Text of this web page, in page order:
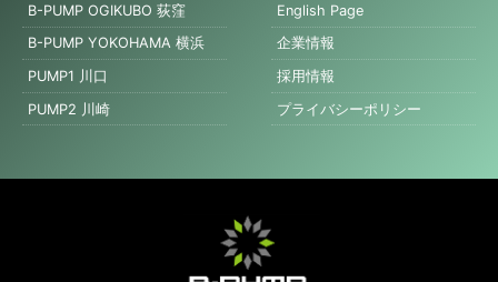
B-PUMP OGIKUBO 荻窪
B-PUMP YOKOHAMA 横浜
PUMP1 川口
PUMP2 川崎
English Page
企業情報
採用情報
プライバシーポリシー